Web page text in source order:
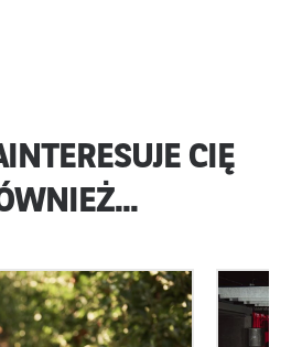
CIĘ